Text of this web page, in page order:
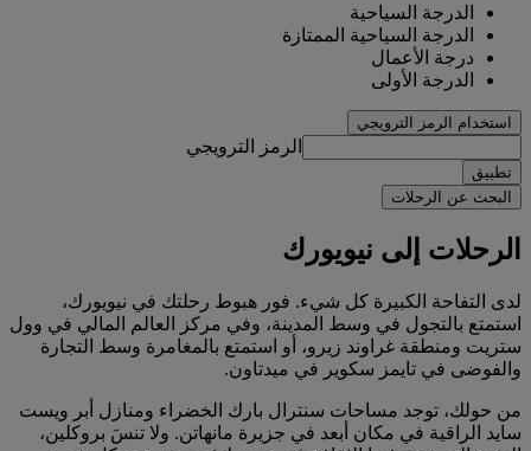
الدرجة السياحية
الدرجة السياحية الممتازة
درجة الأعمال
الدرجة الأولى
استخدام الرمز الترويجي
الرمز الترويجي
تطبيق
البحث عن الرحلات
الرحلات إلى نيويورك
لدى التفاحة الكبيرة كل شيء. فور هبوط رحلتك في نيويورك،
استمتع بالتجول في وسط المدينة، وفي مركز العالم المالي في وول
ستريت ومنطقة غراوند زيرو، أو استمتع بالمغامرة وسط التجارة
والفوضى في تايمز سكوير في ميدتاون.
من حولك، توجد مساحات سنترال بارك الخضراء ومنازل أبر ويست
سايد الراقية في مكان أبعد في جزيرة مانهاتن. ولا تنسَ بروكلين،